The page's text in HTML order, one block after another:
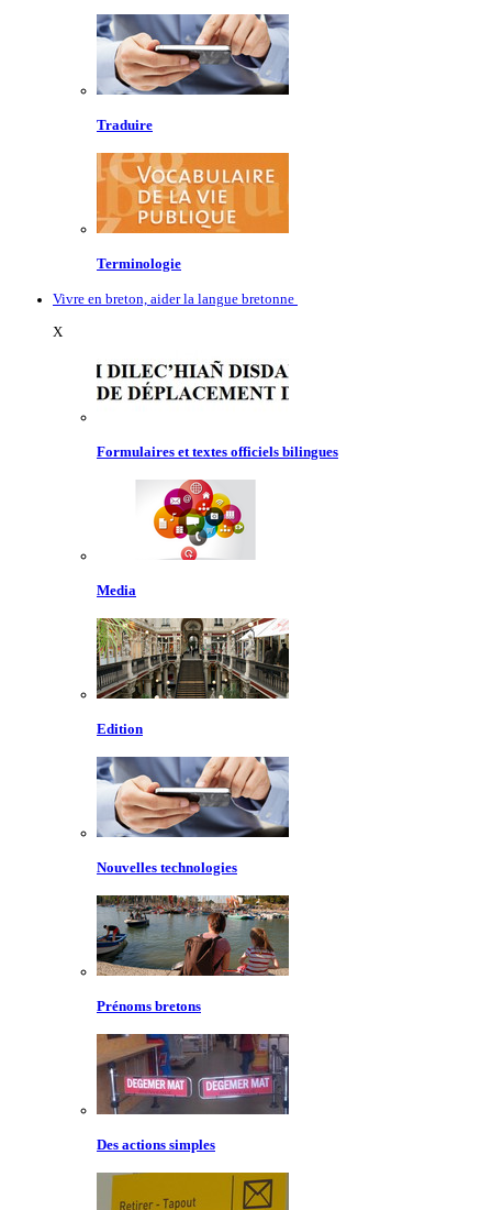
Traduire
Terminologie
Vivre en breton, aider la langue bretonne
X
Formulaires et textes officiels bilingues
Media
Edition
Nouvelles technologies
Prénoms bretons
Des actions simples